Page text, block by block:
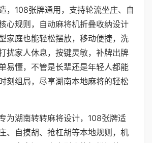
，108张牌通用，支持轮流坐庄、自
心规则，自动麻将机折叠收纳设计
家庭也能轻松摆放，移动便捷，洗
扰家人休息，按键灵敏，补牌出牌
易懂，不管是长辈还是年轻人都能
刻组局，尽享湖南本地麻将的轻松
为湖南转转麻将设计，108张牌适
、自摸胡、抢杠胡等本地规则，机